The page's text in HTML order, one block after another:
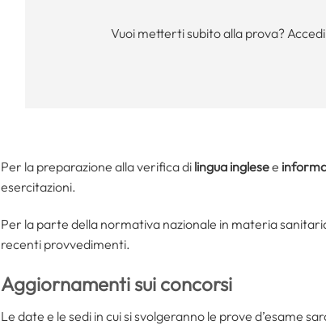
Vuoi metterti subito alla prova?
Per la preparazione alla verifica di lingua inglesee
esercitazioni.
Per la parte della normativa nazionale in materia
recenti provvedimenti.
Aggiornamenti sui concorsi
Le date e le sedi in cui si svolgeranno le prove d’esame